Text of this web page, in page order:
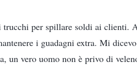
per spillare soldi ai clienti.
i guadagni extra. Mi
un vero uomo non è privo di